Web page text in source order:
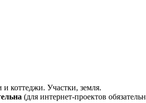
коттеджи. Участки, земля.
(для интернет-проектов